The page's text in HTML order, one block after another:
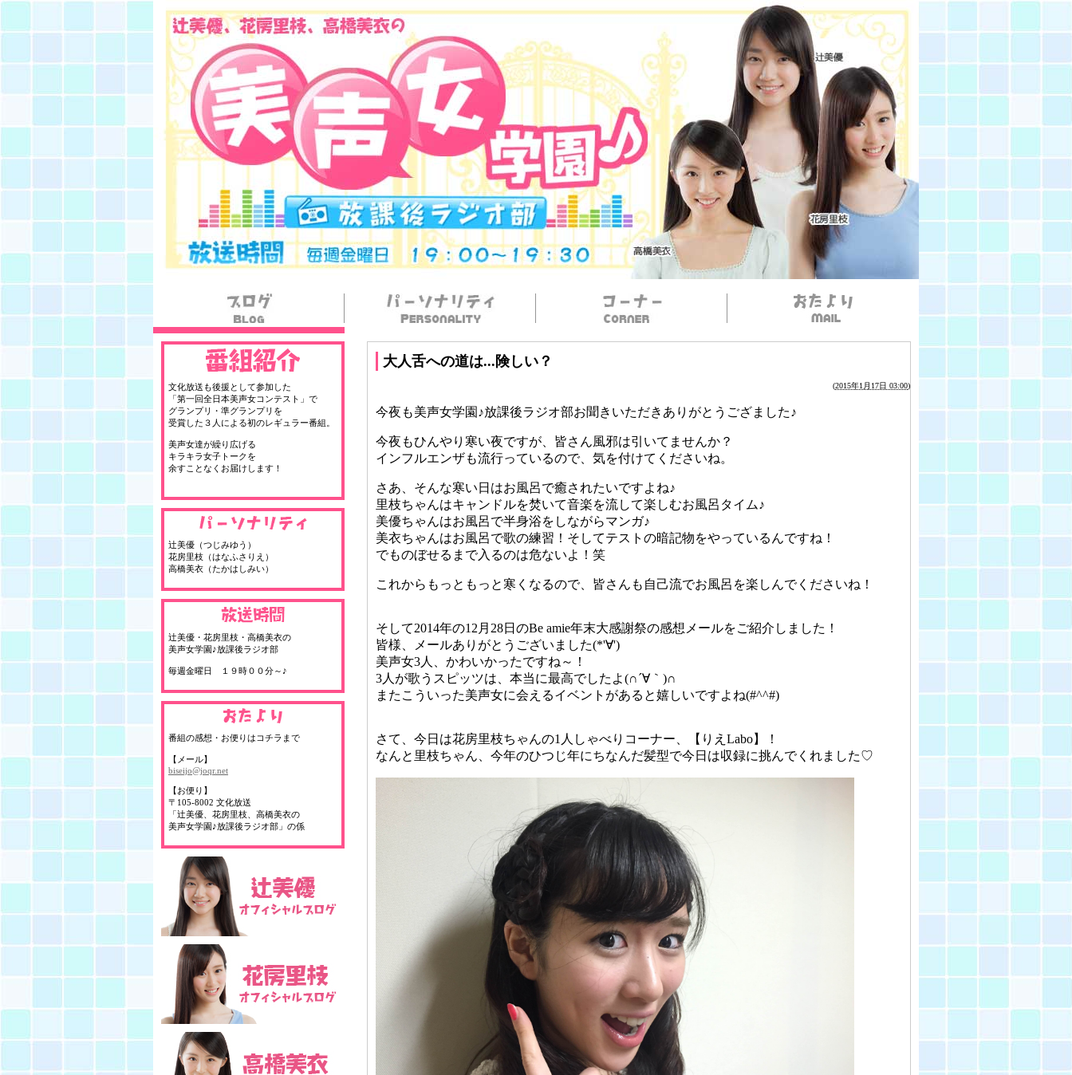
大人舌への道は...険しい？
(2015年1月17日 03:00)
今夜も美声女学園♪放課後ラジオ部お聞きいただきありがとうござました♪
今夜もひんやり寒い夜ですが、皆さん風邪は引いてませんか？
インフルエンザも流行っているので、気を付けてくださいね。
さあ、そんな寒い日はお風呂で癒されたいですよね♪
里枝ちゃんはキャンドルを焚いて音楽を流して楽しむお風呂タイム♪
美優ちゃんはお風呂で半身浴をしながらマンガ♪
美衣ちゃんはお風呂で歌の練習！そしてテストの暗記物をやっているんですね！
でものぼせるまで入るのは危ないよ！笑
これからもっともっと寒くなるので、皆さんも自己流でお風呂を楽しんでくださいね！
そして2014年の12月28日のBe amie年末大感謝祭の感想メールをご紹介しました！
皆様、メールありがとうございました(*'∀')
美声女3人、かわいかったですね～！
3人が歌うスピッツは、本当に最高でしたよ(∩´∀｀)∩
またこういった美声女に会えるイベントがあると嬉しいですよね(#^^#)
さて、今日は花房里枝ちゃんの1人しゃべりコーナー、【りえLabo】！
なんと里枝ちゃん、今年のひつじ年にちなんだ髪型で今日は収録に挑んでくれました♡
文化放送も後援として参加した
「第一回全日本美声女コンテスト」で
グランプリ・準グランプリを
受賞した３人による初のレギュラー番組。
美声女達が繰り広げる
キラキラ女子トークを
余すことなくお届けします！
辻美優（つじみゆう）
花房里枝（はなふさりえ）
高橋美衣（たかはしみい）
辻美優・花房里枝・高橋美衣の
美声女学園♪放課後ラジオ部
毎週金曜日 １９時００分～♪
番組の感想・お便りはコチラまで
【メール】
biseijo@joqr.net
【お便り】
〒105-8002 文化放送
「辻美優、花房里枝、高橋美衣の
美声女学園♪放課後ラジオ部」の係